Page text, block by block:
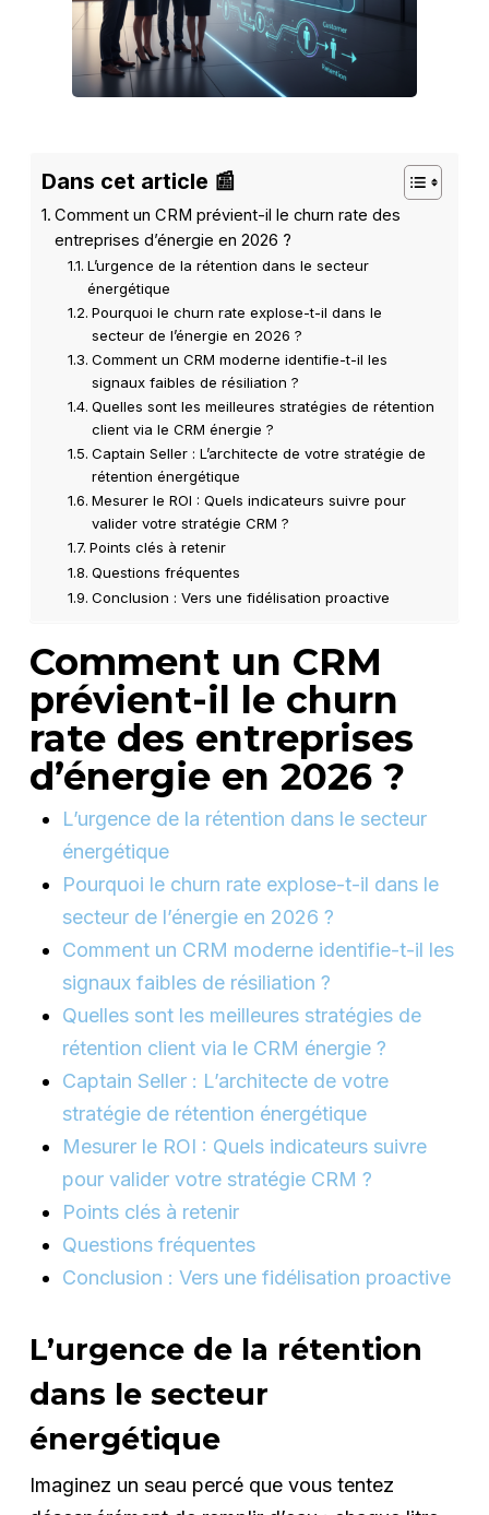
Dans cet article 📰
Comment un CRM prévient-il le churn rate des
entreprises d’énergie en 2026 ?
L’urgence de la rétention dans le secteur
énergétique
Pourquoi le churn rate explose-t-il dans le
secteur de l’énergie en 2026 ?
Comment un CRM moderne identifie-t-il les
signaux faibles de résiliation ?
Quelles sont les meilleures stratégies de rétention
client via le CRM énergie ?
Captain Seller : L’architecte de votre stratégie de
rétention énergétique
Mesurer le ROI : Quels indicateurs suivre pour
valider votre stratégie CRM ?
Points clés à retenir
Questions fréquentes
Conclusion : Vers une fidélisation proactive
Comment un CRM
prévient-il le churn
rate des entreprises
d’énergie en 2026 ?
L’urgence de la rétention dans le secteur
énergétique
Pourquoi le churn rate explose-t-il dans le
secteur de l’énergie en 2026 ?
Comment un CRM moderne identifie-t-il les
signaux faibles de résiliation ?
Quelles sont les meilleures stratégies de
rétention client via le CRM énergie ?
Captain Seller : L’architecte de votre
stratégie de rétention énergétique
Mesurer le ROI : Quels indicateurs suivre
pour valider votre stratégie CRM ?
Points clés à retenir
Questions fréquentes
Conclusion : Vers une fidélisation proactive
L’urgence de la rétention
dans le secteur
énergétique
Imaginez un seau percé que vous tentez